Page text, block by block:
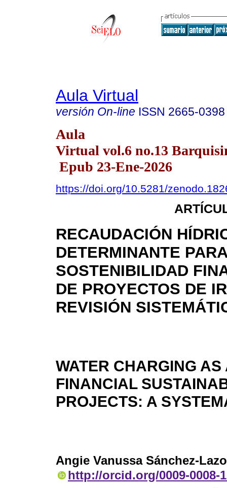
Aula Virtual
versión On-line ISSN 2665-0398
Aula
Virtual vol.6 no.13
Epub 23-Ene-2026
https://doi.org/10.5281/
RECAUDACIÓN
DETERMINANTE
SOSTENIBILIDAD
DE PROYECTOS DE
REVISIÓN
WATER CHARGING
FINANCIAL
PROJECTS: A
Angie Vanussa Sánchez-Lazo
http://orcid.org/0009-0008-